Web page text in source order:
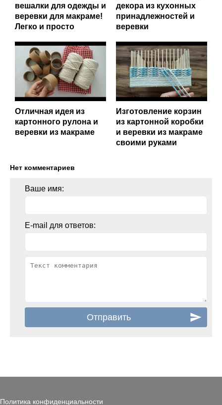
вешалки для одежды и
веревки для макраме!
Легко и просто
декора из кухонных
принадлежностей и
веревки
Отличная идея из
картонного рулона и
веревки из макраме
Изготовление корзин
из картонной коробки
и веревки из макраме
своими руками
Нет комментариев
Ваше имя:
E-mail для ответов:
Политика конфиденциальности